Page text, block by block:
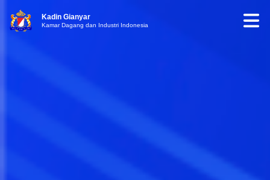
Kadin Gianyar
Kamar Dagang dan Industri Indonesia